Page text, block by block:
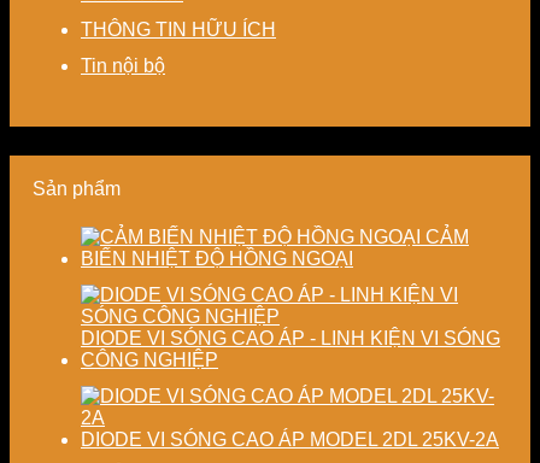
nâng
thành
chi
phí
sản
năng
chất
lượng
phẩm
Giải
pháp
tiết
kiệm
lượng
định
lượng
sấy
nghiệp
THÔNG TIN HỮU ÍCH
Tin nội bộ
Sản phẩm
CẢM
BIẾN NHIỆT ĐỘ HỒNG NGOẠI
DIODE VI SÓNG CAO ÁP - LINH KIỆN VI SÓNG
CÔNG NGHIỆP
DIODE VI SÓNG CAO ÁP MODEL 2DL 25KV-2A